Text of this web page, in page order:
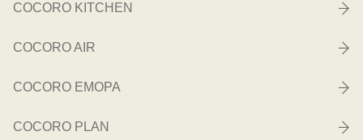
COCORO KITCHEN
COCORO AIR
COCORO EMOPA
COCORO PLAN